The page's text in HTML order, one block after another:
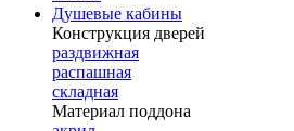
Душевые кабины
Конструкция дверей
раздвижная
распашная
складная
Материал поддона